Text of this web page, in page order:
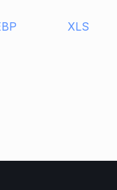
XLS